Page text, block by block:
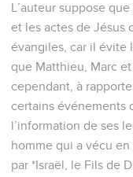
L’auteur suppose
et les actes de Jésus
évangiles, car il évite
que Matthieu, Marc
cependant, à
certains événements
l’information de ses
homme qui a vécu
par *Israël, le Fils de